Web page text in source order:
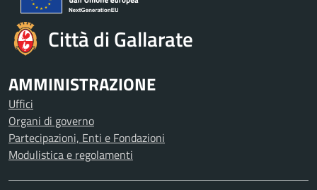
Città di Gallarate
AMMINISTRAZIONE
Uffici
Organi di governo
Partecipazioni, Enti e Fondazioni
Modulistica e regolamenti